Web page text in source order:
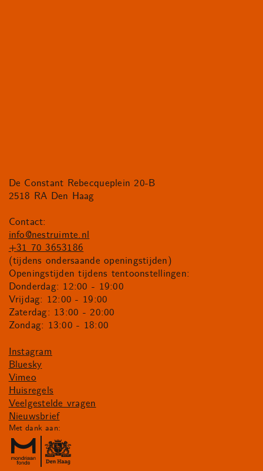
De Constant Rebecqueplein 20-B
2518 RA Den Haag
Contact:
info@nestruimte.nl
+31 70 3653186
(tijdens ondersaande openingstijden)
Openingstijden tijdens tentoonstellingen:
Donderdag: 12:00 - 19:00
Vrijdag: 12:00 - 19:00
Zaterdag: 13:00 - 20:00
Zondag: 13:00 - 18:00
Instagram
Bluesky
Vimeo
Huisregels
Veelgestelde vragen
Nieuwsbrief
Met dank aan: